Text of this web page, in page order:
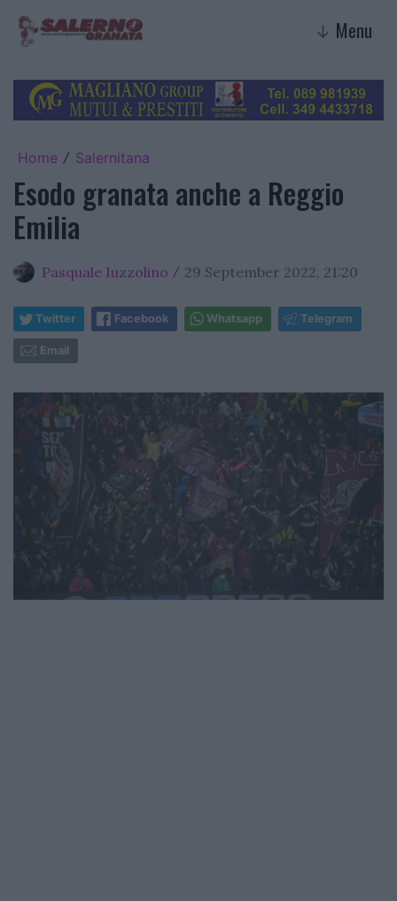
↓ Menu
Home / Salernitana
Esodo granata anche a Reggio
Emilia
Pasquale Iuzzolino / 29 September 2022, 21:20
Twitter Facebook Whatsapp Telegram
Email